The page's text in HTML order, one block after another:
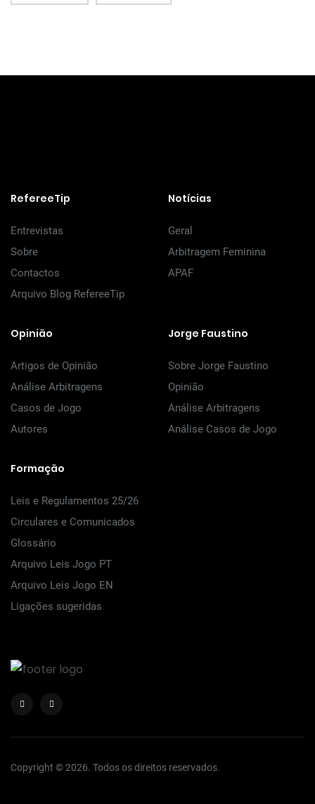
RefereeTip
Entrevistas
Sobre
Contactos
Arquivo Blog RefereeTip
Notícias
Geral
Arbitragem Feminina
APAF
Opinião
Artigos de Opinião
Análise Arbitragens
Casos de Jogo
Autores
Jorge Faustino
Sobre Jorge Faustino
Opinião
Análise Arbitragens
Análise Casos de Jogo
Formação
Leis e Regulamentos 25/26
Circulares e Comunicados
Glossário
Arquivo Leis Jogo PT
Arquivo Leis Jogo EN
Ligações sugeridas
Copyright © 2026. Todos os direitos reservados.